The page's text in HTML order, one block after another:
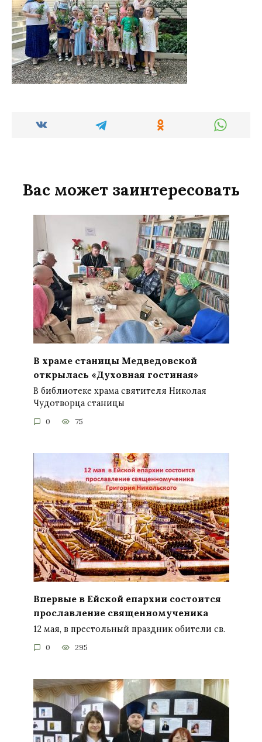
Вас может заинтересовать
В храме станицы Медведовской
открылась «Духовная гостиная»
В библиотеке храма святителя Николая
Чудотворца станицы
0 75
Впервые в Ейской епархии состоится
прославление священномученика
12 мая, в престольный праздник обители св.
0 295